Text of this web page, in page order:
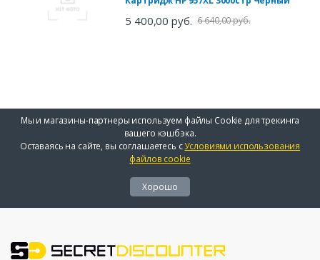
5 400,00 руб. 6 640,00 руб.
Мы и магазины-партнеры используем файлы Cookie для трекинга
вашего кэшбэка.
Оставаясь на сайте, вы соглашаетесь сУсловиями использования
файлов cookie
Хорошо